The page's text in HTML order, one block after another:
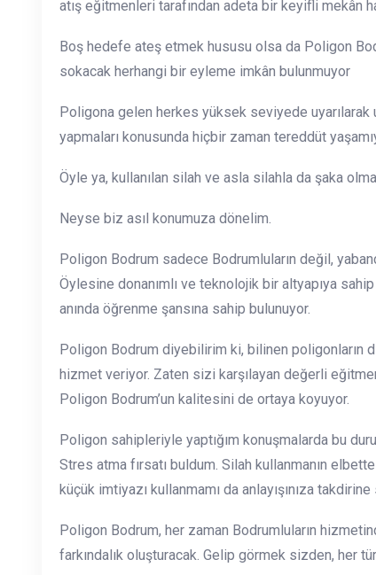
atış eğitmenleri tarafından adeta bir keyifli mekân
Boş hedefe ateş etmek hususu olsa da Poligon
sokacak herhangi bir eyleme imkân bulunmuyor
Poligona gelen herkes yüksek seviyede uyarılarak
yapmaları konusunda hiçbir zaman tereddüt
Öyle ya, kullanılan silah ve asla silahla da şaka
Neyse biz asıl konumuza dönelim.
Poligon Bodrum sadece Bodrumluların değil,
Öylesine donanımlı ve teknolojik bir altyapıya
anında öğrenme şansına sahip bulunuyor.
Poligon Bodrum diyebilirim ki, bilinen poligonların
hizmet veriyor. Zaten sizi karşılayan değerli
Poligon Bodrum’un kalitesini de ortaya koyuyor.
Poligon sahipleriyle yaptığım konuşmalarda bu
Stres atma fırsatı buldum. Silah kullanmanın
küçük imtiyazı kullanmamı da anlayışınıza takdirine
Poligon Bodrum, her zaman Bodrumluların
farkındalık oluşturacak. Gelip görmek sizden, her